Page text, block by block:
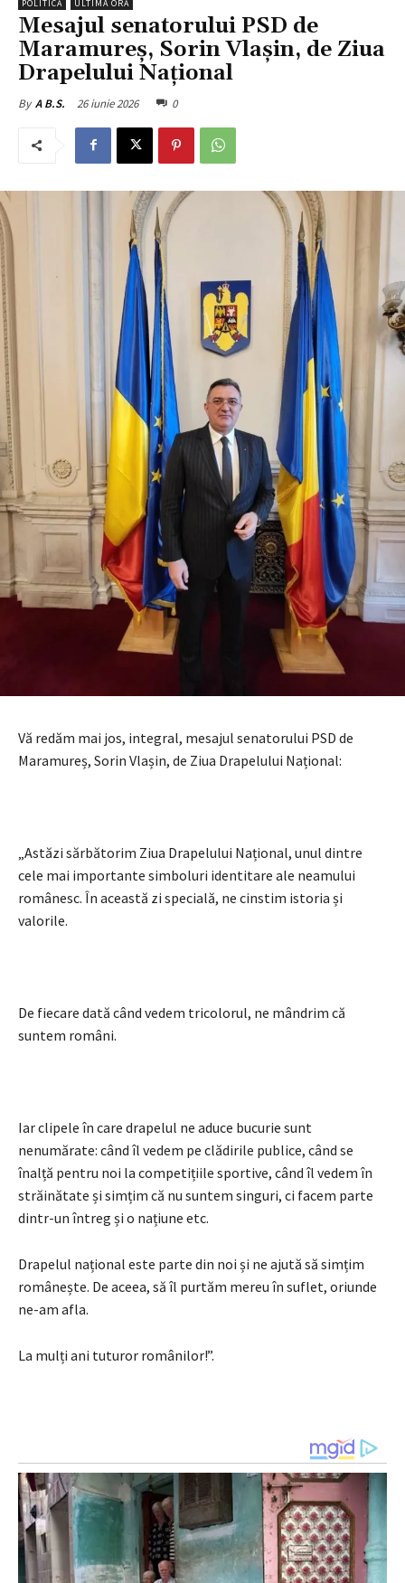
POLITICĂ ULTIMA ORĂ
Mesajul senatorului PSD de
Maramureș, Sorin Vlașin, de Ziua
Drapelului Național
By A B.S. 26 iunie 2026 0
Vă redăm mai jos, integral, mesajul senatorului PSD de
Maramureș, Sorin Vlașin, de Ziua Drapelului Național:
„Astăzi sărbătorim Ziua Drapelului Național, unul dintre
cele mai importante simboluri identitare ale neamului
românesc. În această zi specială, ne cinstim istoria și
valorile.
De fiecare dată când vedem tricolorul, ne mândrim că
suntem români.
Iar clipele în care drapelul ne aduce bucurie sunt
nenumărate: când îl vedem pe clădirile publice, când se
înalță pentru noi la competițiile sportive, când îl vedem în
străinătate și simțim că nu suntem singuri, ci facem parte
dintr-un întreg și o națiune etc.
Drapelul național este parte din noi și ne ajută să simțim
românește. De aceea, să îl purtăm mereu în suflet, oriunde
ne-am afla.
La mulți ani tuturor românilor!”.